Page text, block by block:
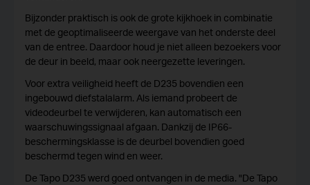
Bijzonder praktisch is ook de grote kijkhoek in combinatie
met de geoptimaliseerde weergave van het onderste deel
van de entree. Daardoor houd je niet alleen bezoekers voor
de deur in beeld, maar ook neergezette leveringen.
Voor extra veiligheid heeft de D235 bovendien een
ingebouwd diefstalalarm. Als iemand probeert de
videodeurbel te verwijderen, kan automatisch een
waarschuwingssignaal afgaan. Dankzij de IP66-
beschermingsklasse is de deurbel bovendien goed
beschermd tegen wind en weer.
De Tapo D235 werd goed ontvangen in de media. "De Tapo